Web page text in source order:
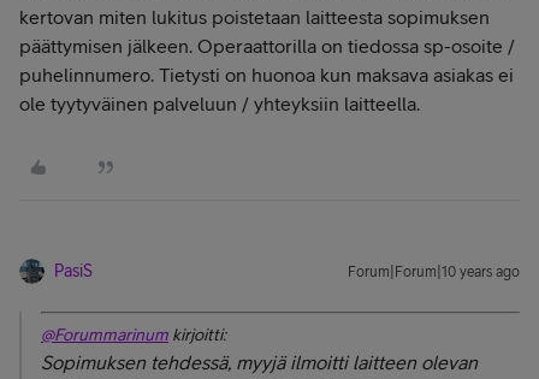
kertovan miten lukitus poistetaan laitteesta sopimuksen
päättymisen jälkeen. Operaattorilla on tiedossa sp-osoite /
puhelinnumero. Tietysti on huonoa kun maksava asiakas ei
ole tyytyväinen palveluun / yhteyksiin laitteella.
PasiS Forum|Forum|10 years ago
@Forummarinum kirjoitti:
Sopimuksen tehdessä, myyjä ilmoitti laitteen olevan